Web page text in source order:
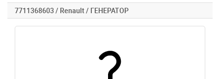
7711368603 / Renault / ГЕНЕРАТОР